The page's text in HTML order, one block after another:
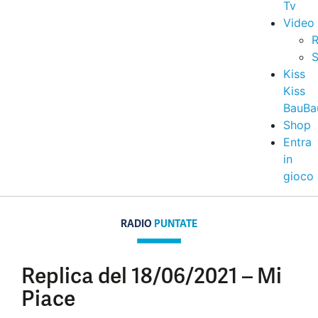
Tv
Video
Kiss
Kiss
Shop
Entra
in
gioco
RADIO PUNTATE
Replica del 18/06/2021 – Mi
Piace